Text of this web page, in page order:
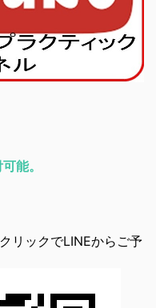
能。
クリックでLINEからご予